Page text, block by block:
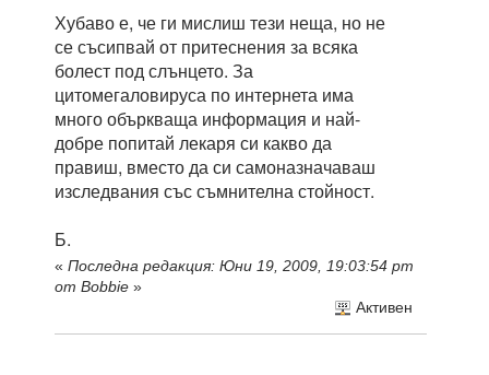
Хубаво е, че ги мислиш тези неща, но не
се съсипвай от притеснения за всяка
болест под слънцето. За
цитомегаловируса по интернета има
много объркваща информация и най-
добре попитай лекаря си какво да
правиш, вместо да си самоназначаваш
изследвания със съмнителна стойност.
Б.
« Последна редакция: Юни 19, 2009, 19:03:54 pm
от Bobbie »
Активен